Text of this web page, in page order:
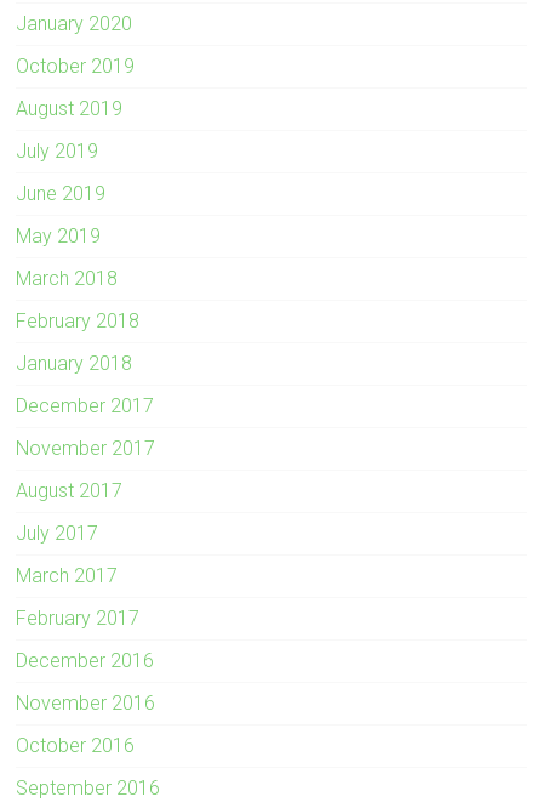
January 2020
October 2019
August 2019
July 2019
June 2019
May 2019
March 2018
February 2018
January 2018
December 2017
November 2017
August 2017
July 2017
March 2017
February 2017
December 2016
November 2016
October 2016
September 2016